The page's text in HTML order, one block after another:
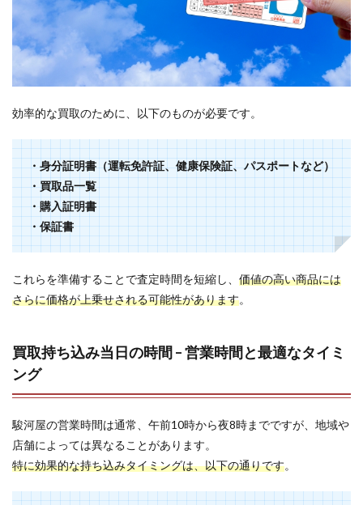
効率的な買取のために、以下のものが必要です。
・身分証明書（運転免許証、健康保険証、パスポートなど）
・買取品一覧
・購入証明書
・保証書
これらを準備することで査定時間を短縮し、 価値の高い商品には
さらに価格が上乗せされる可能性があります。
買取持ち込み当日の時間 – 営業時間と最適なタイミ
ング
駿河屋の営業時間は通常、午前10時から夜8時までですが、地域や
店舗によっては異なることがあります。
特に効果的な持ち込みタイミングは、以下の通りです。